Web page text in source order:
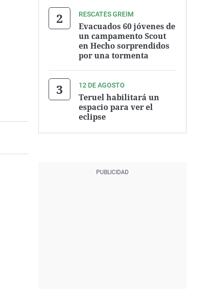
RESCATES GREIM
Evacuados 60 jóvenes de
un campamento Scout
en Hecho sorprendidos
por una tormenta
12 DE AGOSTO
Teruel habilitará un
espacio para ver el
eclipse